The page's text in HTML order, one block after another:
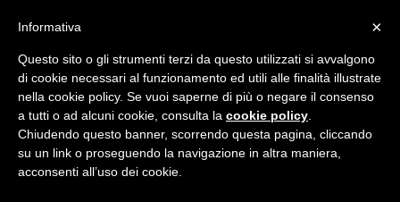
×
Informativa
Questo sito o gli strumenti terzi da questo utilizzati si avvalgono
di cookie necessari al funzionamento ed utili alle finalità illustrate
nella cookie policy. Se vuoi saperne di più o negare il consenso
a tutti o ad alcuni cookie, consulta la cookie policy
Chiudendo questo banner, scorrendo questa pagina, cliccando
su un link o proseguendo la navigazione in altra maniera,
acconsenti all’uso dei cookie.